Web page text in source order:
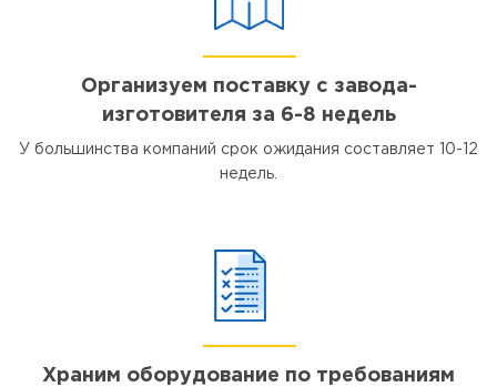
Организуем поставку с завода-
изготовителя за 6-8 недель
У большинства компаний срок ожидания составляет 10-12
недель.
Храним оборудование по требованиям